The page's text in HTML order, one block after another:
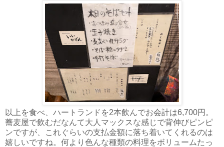
以上を食べ、ハートランドを2本飲んでお会計は6,700円。
蕎麦屋で飲むだなんて大人マックスな感じで背伸びピンピ
ンですが、これぐらいの支払金額に落ち着いてくれるのは
嬉しいですね。何より色んな種類の料理をボリュームたっ